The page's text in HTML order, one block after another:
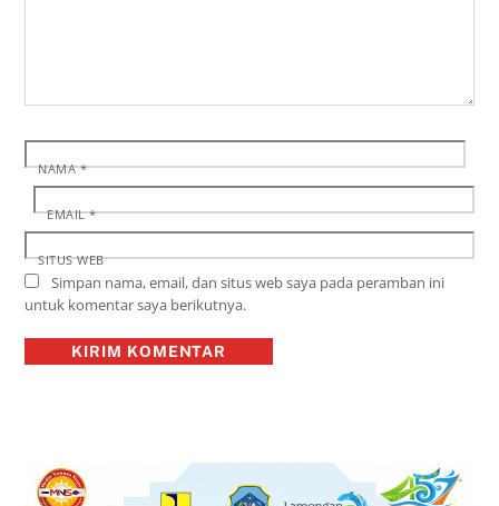
NAMA*
EMAIL*
SITUS WEB
Simpan nama, email, dan situs web saya pada peramban ini
untuk komentar saya berikutnya.